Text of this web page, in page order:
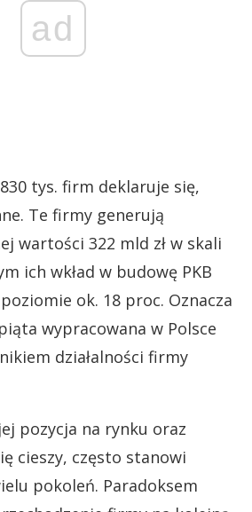
ad
tys. firm deklaruje się,
Te firmy generują
wartości 322 mld zł w skali
ich wkład w budowę PKB
ok. 18 proc. Oznacza
wypracowana w Polsce
działalności firmy
pozycja na rynku oraz
cieszy, często stanowi
pokoleń. Paradoksem